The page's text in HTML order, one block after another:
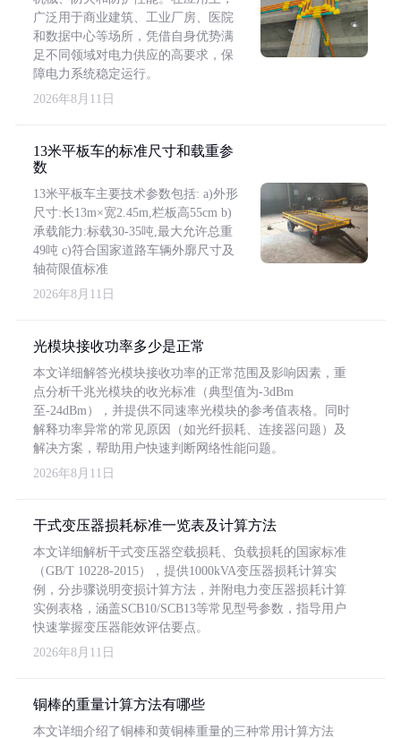
广泛用于商业建筑、工业厂房、医院
和数据中心等场所，凭借自身优势满
足不同领域对电力供应的高要求，保
障电力系统稳定运行。
2026年8月11日
13米平板车的标准尺寸和载重参
数
13米平板车主要技术参数包括: a)外形
尺寸:长13m×宽2.45m,栏板高55cm b)
承载能力:标载30-35吨,最大允许总重
49吨 c)符合国家道路车辆外廓尺寸及
轴荷限值标准
2026年8月11日
光模块接收功率多少是正常
本文详细解答光模块接收功率的正常范围及影响因素，重
点分析千兆光模块的收光标准（典型值为-3dBm
至-24dBm），并提供不同速率光模块的参考值表格。同时
解释功率异常的常见原因（如光纤损耗、连接器问题）及
解决方案，帮助用户快速判断网络性能问题。
2026年8月11日
干式变压器损耗标准一览表及计算方法
本文详细解析干式变压器空载损耗、负载损耗的国家标准
（GB/T 10228-2015），提供1000kVA变压器损耗计算实
例，分步骤说明变损计算方法，并附电力变压器损耗计算
实例表格，涵盖SCB10/SCB13等常见型号参数，指导用户
快速掌握变压器能效评估要点。
2026年8月11日
铜棒的重量计算方法有哪些
本文详细介绍了铜棒和黄铜棒重量的三种常用计算方法